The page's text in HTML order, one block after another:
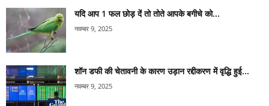
यदि आप 1 फल छोड़ दें तो तोते आपके बगीचे को...
नवम्बर 9, 2025
शॉन डफी की चेतावनी के कारण उड़ान रद्दीकरण में वृद्धि हुई...
नवम्बर 9, 2025